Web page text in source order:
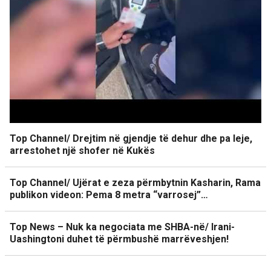
Top Channel/ Drejtim në gjendje të dehur dhe pa leje,
arrestohet një shofer në Kukës
Top Channel/ Ujërat e zeza përmbytnin Kasharin, Rama
publikon videon: Pema 8 metra “varrosej”…
Top News – Nuk ka negociata me SHBA-në/ Irani-
Uashingtoni duhet të përmbushë marrëveshjen!